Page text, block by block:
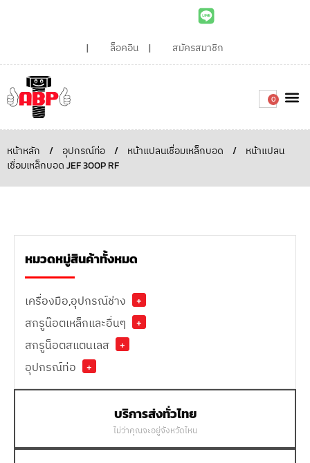
ล็อคอิน สมัครสมาชิก
0
หน้าหลัก / อุปกรณ์ท่อ / หน้าแปลนเชื่อมเหล็กบอด /
หน้าแปลน
เชื่อมเหล็กบอด JEF 300P RF
หมวดหมู่สินค้าทั้งหมด
เครื่องมือ,อุปกรณ์ช่าง
+
สกรูน๊อตเหล็กและอื่นๆ
+
สกรูน็อตสแตนเลส
+
อุปกรณ์ท่อ
+
บริการส่งทั่วไทย
ไม่ว่าคุณจะอยู่จังหวัดไหน